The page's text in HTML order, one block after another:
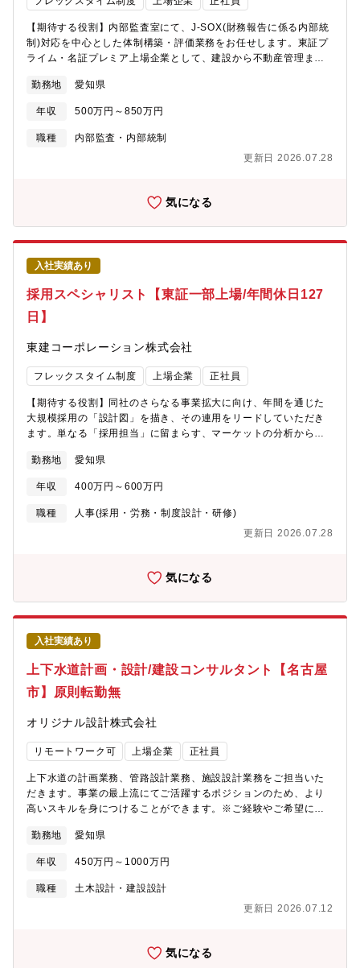
【期待する役割】内部監査室にて、J-SOX(財務報告に係る内部統
制)対応を中心とした体制構築・評価業務をお任せします。東証プ
ライム・名証プレミア上場企業として、建設から不動産管理まで
【業務内容】■内部統制評価(J-SOX対応):全社的統制、決算財務報
告プロセス、業務プロセスの評価・調書作成・IT全般統制およびIT
業務処理統制の評価■文書化業務:業務フロー図、RCM(リスク・コ
ントロール・マトリックス)、業務記述書の整備・更新■外部監査
援：内部統制評価結果の役員会への報告、不備に対する改善指
勤務地 愛知県
年収 500万円～850万円
職種
内部監査・内部統制
更新日 2026.07.28
気になる
入社実績あり
採用スペシャリスト【東証一部上場/年間休日127
日】
東建コーポレーション株式会社
フレックスタイム制度 上場企業 正社員
【期待する役割】同社のさらなる事業拡大に向け、年間を通じた
大規模採用の「設計図」を描き、その連用をリードしていただき
ます。単なる「採用担当」に留まらす、マーケットの分析から選
用」を実現するためのスキーム構築を一気通貫でお任せします。
【業務内容】年間目標の達成に向け、戦略立案から実運用まで、
以下の業務を裁量を持ってご担当いただきます。１．採用スキー
ムの構築・自走・戦略的チャネル選定：ダイレクトリクルーティ
組み立てと管理・運用。・選考フローの最適化：各ポジションに
化の両立２．データドリプンな改善とブランディング・KPI管理・
分析：各ステップの歩留まりの可視化。データに基づいたボトル
ネックの特定と改善施策の実行。・採用ブランディング：候補者
に選ばれるためのコンセプト設計、コンテンツ企画、イベント実
施など。【魅力】採用について、ご自身が主となって採用フロー
のすべてにかかわる事ができ、これまでの経験を存分に活かすこ
とができます。【組織構成】人事管理部 採用課：24名各事業の
採用チームに分かれており今回は間接部門チームに配属予定で
す。チームは10名で構成されています。
勤務地 愛知県
年収 400万円～600万円
職種
人事(採用・労務・制度設計・研修)
更新日 2026.07.28
気になる
入社実績あり
上下水道計画・設計/建設コンサルタント【名古屋
市】原則転勤無
オリジナル設計株式会社
リモートワーク可 上場企業 正社員
上下水道の計画業務、管路設計業務、施設設計業務をご担当いた
だきます。事業の最上流にてご活躍するポジションのため、より
高いスキルを身につけることができます。※ご経験やご希望に応
る設計業務■耐震診断、補強設計、改築・更新設計、浸水対策■官
民連携業務（ウォーターPPPなど）【計画業務】上下水道事業の
ストックマネジメント、アセットマネジメント、経営戦略策定等
を行い、自治体が抱える課題の分析・整理などの計画業務を担当
検討し、「どこを優先して整備・更新すべきか」などの提案を行
設計を担当します。老朽化した管路について、現地調査やデータ
分析に基づき、どこを優先して整備するか（優先度判断）、どの
勤務地 愛知県
年収 450万円～1000万円
職種
土木設計・建設設計
更新日 2026.07.12
気になる